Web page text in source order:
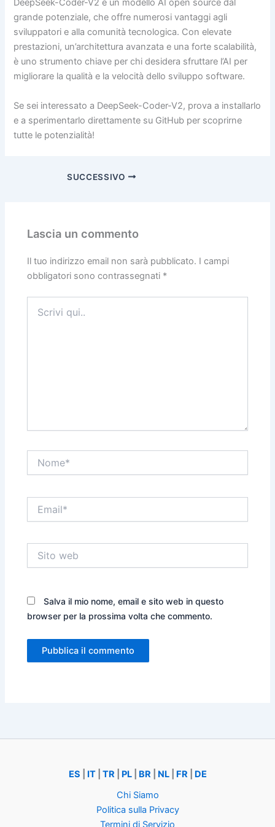
DeepSeek-Coder-V2 è un modello AI open source dal
grande potenziale, che offre numerosi vantaggi agli
sviluppatori e alla comunità tecnologica. Con elevate
prestazioni, un’architettura avanzata e una forte scalabilità,
è uno strumento chiave per chi desidera sfruttare l’AI per
migliorare la qualità e la velocità dello sviluppo software.
Se sei interessato a DeepSeek-Coder-V2, prova a installarlo
e a sperimentarlo direttamente su GitHub per scoprirne
tutte le potenzialità!
SUCCESSIVO
Lascia un commento
Il tuo indirizzo email non sarà pubblicato. I campi
obbligatori sono contrassegnati *
qui..
web
Salva il mio nome, email e sito web in questo
browser per la prossima volta che commento.
ES IT| TR PL| BR NL| FR
DE
Chi Siamo
Politica sulla Privacy
Termini di Servizio